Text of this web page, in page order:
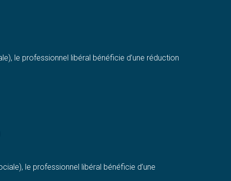
le professionnel libéral bénéficie d’une réduction
le professionnel libéral bénéficie d’une